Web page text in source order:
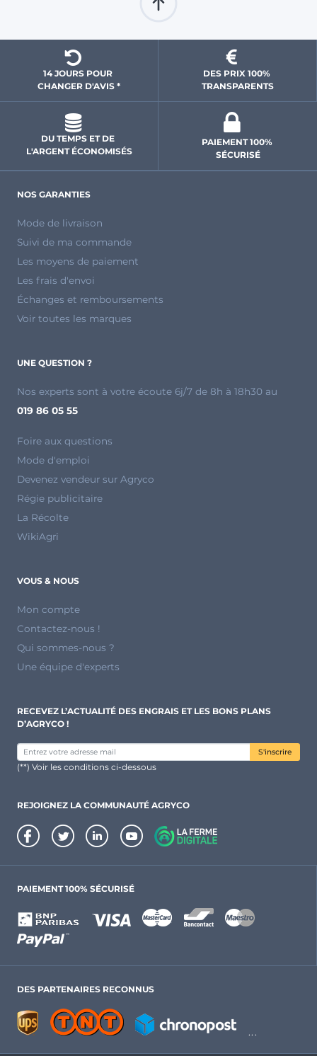
14 JOURS POUR
CHANGER D'AVIS *
DES PRIX 100%
TRANSPARENTS
DU TEMPS ET DE
L'ARGENT ÉCONOMISÉS
PAIEMENT 100%
SÉCURISÉ
NOS GARANTIES
Mode de livraison
Suivi de ma commande
Les moyens de paiement
Les frais d'envoi
Échanges et remboursements
Voir toutes les marques
UNE QUESTION ?
Nos experts sont à votre écoute 6j/7 de 8h à 18h30 au
019 86 05 55
Foire aux questions
Mode d'emploi
Devenez vendeur sur Agryco
Régie publicitaire
La Récolte
WikiAgri
VOUS & NOUS
Mon compte
Contactez-nous !
Qui sommes-nous ?
Une équipe d'experts
RECEVEZ L’ACTUALITÉ DES ENGRAIS ET LES BONS PLANS
D’AGRYCO !
S'inscrire
(**) Voir les conditions ci-dessous
REJOIGNEZ LA COMMUNAUTÉ AGRYCO
PAIEMENT 100% SÉCURISÉ
DES PARTENAIRES RECONNUS